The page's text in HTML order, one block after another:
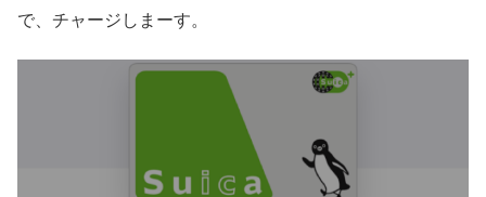
で、チャージしまーす。